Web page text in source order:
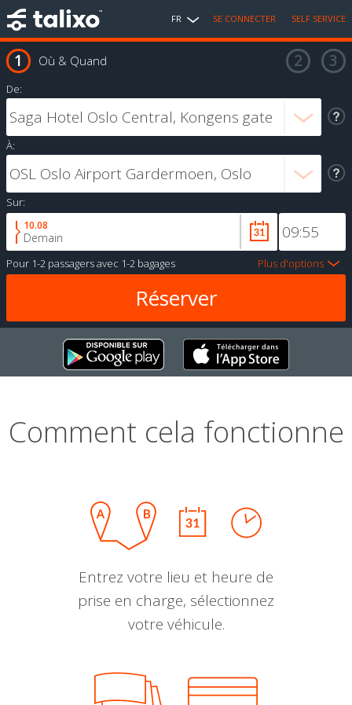
FR SE CONNECTER SELF SERVICE
Où & Quand
De:
À:
Sur:
10.08
Demain
Pour 1-2 passagersavec 1-2 bagages Plus d'options
Comment cela fonctionne
Entrez votre lieu et heure de
prise en charge, sélectionnez
votre véhicule.